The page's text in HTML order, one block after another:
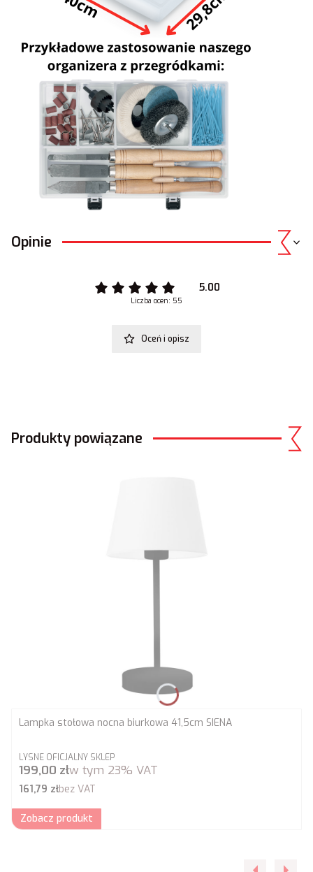
Opinie
5.00
Liczba ocen: 55
Oceń i opisz
Produkty powiązane
Lampka stołowa nocna biurkowa 41,5cm SIENA
PRODUCENT
LYSNE OFICJALNY SKLEP
Cena brutto
199,00 złw tym 23% VAT
Cena netto
161,79 złbez VAT
Zobacz produkt